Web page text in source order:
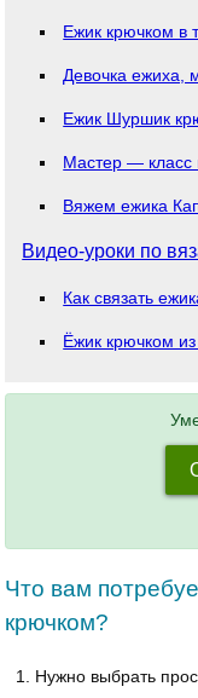
Ежик крючком в
Девочка ежиха,
Ежик Шуршик
Мастер — класс
Вяжем ежика
Видео-уроки по
Как связать
Ёжик крючком
Что вам
крючком?
Нужно выбрать